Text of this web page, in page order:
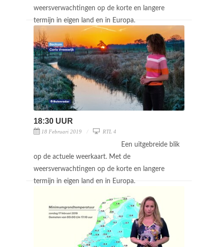
weersverwachtingen op de korte en langere
termijn in eigen land en in Europa.
18:30 UUR
18 Februari 2019 RTL 4
Een uitgebreide blik
op de actuele weerkaart. Met de
weersverwachtingen op de korte en langere
termijn in eigen land en in Europa.